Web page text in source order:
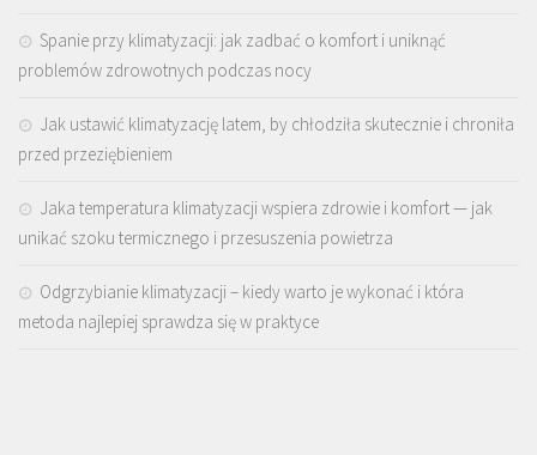
Spanie przy klimatyzacji: jak zadbać o komfort i uniknąć
problemów zdrowotnych podczas nocy
Jak ustawić klimatyzację latem, by chłodziła skutecznie i chroniła
przed przeziębieniem
Jaka temperatura klimatyzacji wspiera zdrowie i komfort — jak
unikać szoku termicznego i przesuszenia powietrza
Odgrzybianie klimatyzacji – kiedy warto je wykonać i która
metoda najlepiej sprawdza się w praktyce